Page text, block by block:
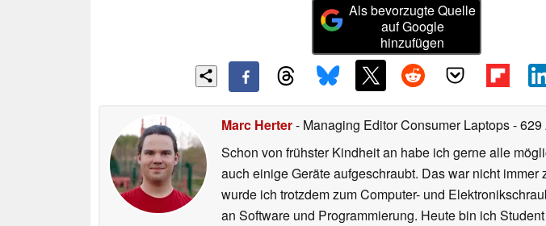
Als bevorzugte Quelle
auf Google
hinzufügen
Marc Herter- Managing Editor Consumer Laptops- 629
Schon von frühster Kindheit an habe ich gerne alle
auch einige Geräte aufgeschraubt. Das war nicht
wurde ich trotzdem zum Computer- und
an Software und Programmierung. Heute bin ich